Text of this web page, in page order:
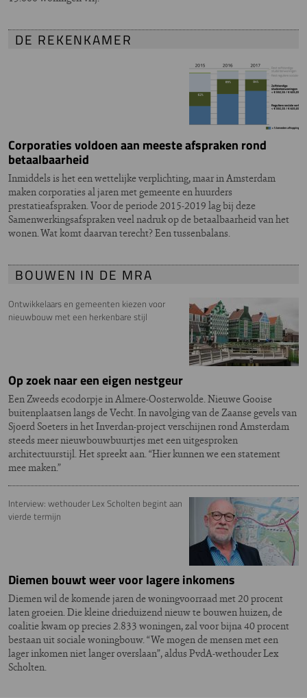
DE REKENKAMER
Corporaties voldoen aan meeste afspraken rond
betaalbaarheid
Inmiddels is het een wettelijke verplichting, maar in Amsterdam
maken corporaties al jaren met gemeente en huurders
prestatieafspraken. Voor de periode 2015-2019 lag bij deze
Samenwerkingsafspraken veel nadruk op de betaalbaarheid van het
wonen. Wat komt daarvan terecht? Een tussenbalans.
BOUWEN IN DE MRA
Ontwikkelaars en gemeenten kiezen voor
nieuwbouw met een herkenbare stijl
Op zoek naar een eigen nestgeur
Een Zweeds ecodorpje in Almere-Oosterwolde. Nieuwe Gooise
buitenplaatsen langs de Vecht. In navolging van de Zaanse gevels van
Sjoerd Soeters in het Inverdan-project verschijnen rond Amsterdam
steeds meer nieuwbouwbuurtjes met een uitgesproken
architectuurstijl. Het spreekt aan. “Hier kunnen we een statement
mee maken.”
Interview: wethouder Lex Scholten begint aan
vierde termijn
Diemen bouwt weer voor lagere inkomens
Diemen wil de komende jaren de woningvoorraad met 20 procent
laten groeien. Die kleine drieduizend nieuw te bouwen huizen, de
coalitie kwam op precies 2.833 woningen, zal voor bijna 40 procent
bestaan uit sociale woningbouw. “We mogen de mensen met een
lager inkomen niet langer overslaan”, aldus PvdA-wethouder Lex
Scholten.